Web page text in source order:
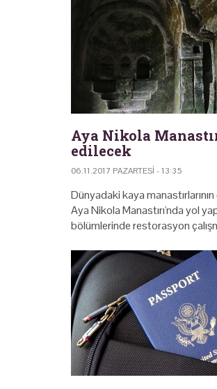
Aya Nikola
edilecek
06.11.2017 PAZARTESI - 13:35
Dünyadaki kaya
Aya Nikola Manastırı'nda yol
bölümlerinde restorasyon